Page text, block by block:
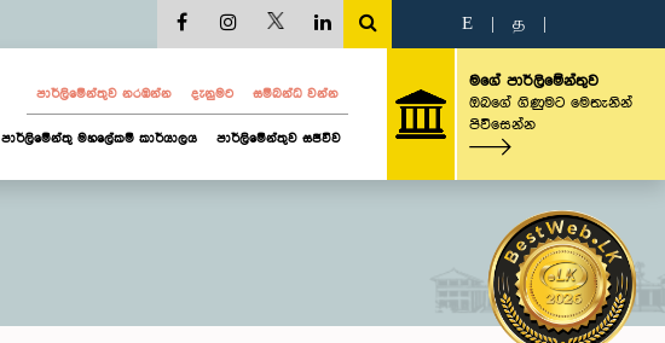
E த
පාර්ලි‌මේන්තුව නරඹන්න දැනුමට සම්බන්ධ වන්න
පාර්ලිමේන්තු මහලේකම් කාර්යාලය පාර්ලිමේන්තුව සජීවීව
මගේ පාර්ලිමේන්තුව
ඔබගේ ගිණුමට මෙතැනින්
පිවිසෙන්න